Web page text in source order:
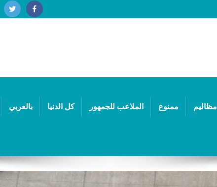
مظاليم ممنوع الملاعب للجمهور كل الدنيا بالعربي